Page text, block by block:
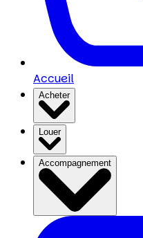
Accueil
Acheter
Louer
Accompagnement